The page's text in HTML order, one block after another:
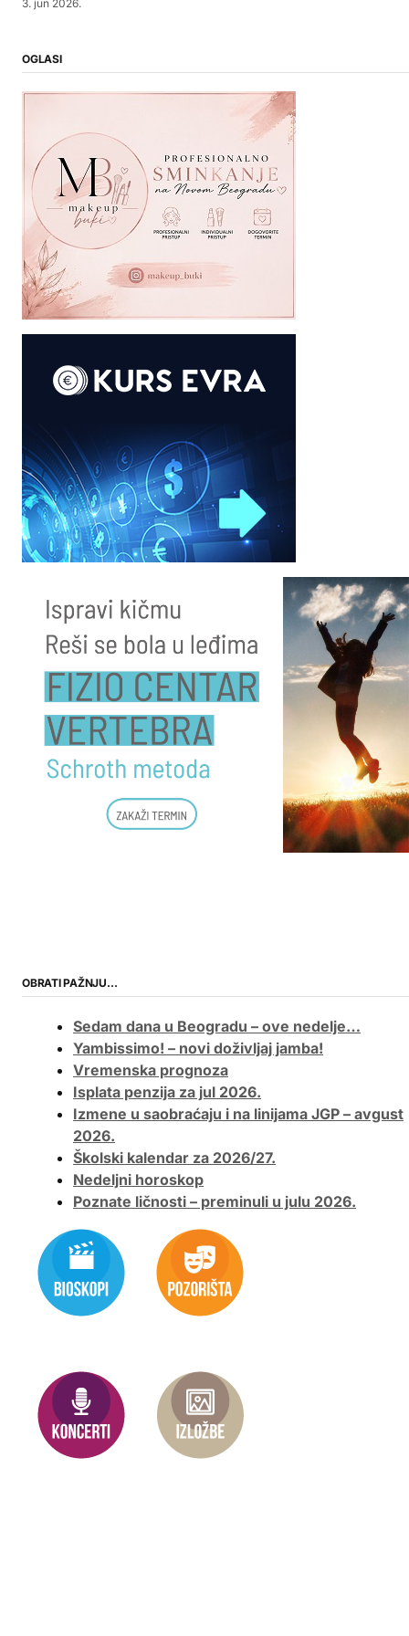
3. jun 2026.
OGLASI
OBRATI PAŽNJU…
Sedam dana u Beogradu – ove nedelje…
Yambissimo! – novi doživljaj jamba!
Vremenska prognoza
Isplata penzija za jul 2026.
Izmene u saobraćaju i na linijama JGP – avgust
2026.
Školski kalendar za 2026/27.
Nedeljni horoskop
Poznate ličnosti – preminuli u julu 2026.